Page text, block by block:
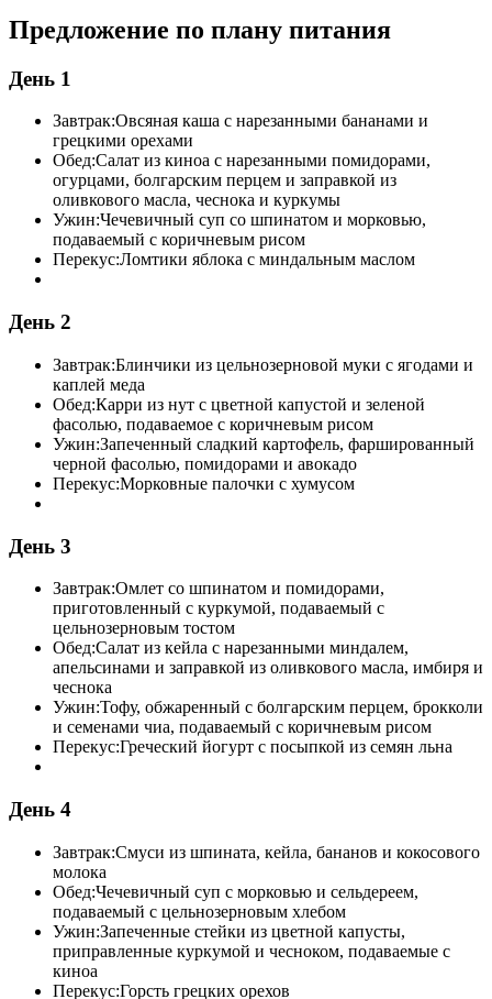
Предложение по плану питания
День 1
Завтрак:Овсяная каша с нарезанными бананами и
грецкими орехами
Обед:Салат из киноа с нарезанными помидорами,
огурцами, болгарским перцем и заправкой из
оливкового масла, чеснока и куркумы
Ужин:Чечевичный суп со шпинатом и морковью,
подаваемый с коричневым рисом
Перекус:Ломтики яблока с миндальным маслом
День 2
Завтрак:Блинчики из цельнозерновой муки с ягодами и
каплей меда
Обед:Карри из нут с цветной капустой и зеленой
фасолью, подаваемое с коричневым рисом
Ужин:Запеченный сладкий картофель, фаршированный
черной фасолью, помидорами и авокадо
Перекус:Морковные палочки с хумусом
День 3
Завтрак:Омлет со шпинатом и помидорами,
приготовленный с куркумой, подаваемый с
цельнозерновым тостом
Обед:Салат из кейла с нарезанными миндалем,
апельсинами и заправкой из оливкового масла, имбиря и
чеснока
Ужин:Тофу, обжаренный с болгарским перцем, брокколи
и семенами чиа, подаваемый с коричневым рисом
Перекус:Греческий йогурт с посыпкой из семян льна
День 4
Завтрак:Смуси из шпината, кейла, бананов и кокосового
молока
Обед:Чечевичный суп с морковью и сельдереем,
подаваемый с цельнозерновым хлебом
Ужин:Запеченные стейки из цветной капусты,
приправленные куркумой и чесноком, подаваемые с
киноа
Перекус:Горсть грецких орехов